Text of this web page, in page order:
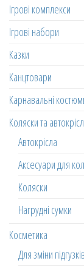
Ігрові комплекси
Ігрові набори
Казки
Канцтовари
Карнавальні
Коляски та
Автокрісла
Аксесуари для
Коляски
Нагрудні сумки
Косметика
Для зміни підгузків